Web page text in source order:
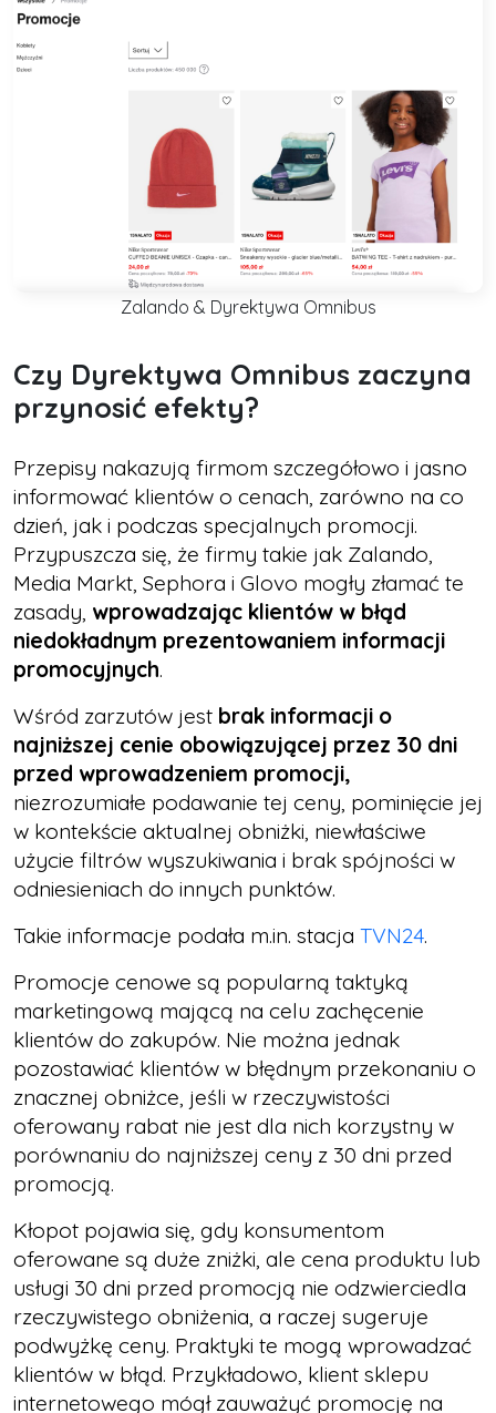
Zalando & Dyrektywa Omnibus
Czy Dyrektywa Omnibus zaczyna
przynosić efekty?
Przepisy nakazują firmom szczegółowo i jasno
informować klientów o cenach, zarówno na co
dzień, jak i podczas specjalnych promocji.
Przypuszcza się, że firmy takie jak Zalando,
Media Markt, Sephora i Glovo mogły złamać te
zasady, wprowadzając klientów w błąd
niedokładnym prezentowaniem informacji
promocyjnych.
Wśród zarzutów jest brak informacji o
najniższej cenie obowiązującej przez 30 dni
przed wprowadzeniem promocji,
niezrozumiałe podawanie tej ceny, pominięcie jej
w kontekście aktualnej obniżki, niewłaściwe
użycie filtrów wyszukiwania i brak spójności w
odniesieniach do innych punktów.
Takie informacje podała m.in. stacja TVN24.
Promocje cenowe są popularną taktyką
marketingową mającą na celu zachęcenie
klientów do zakupów. Nie można jednak
pozostawiać klientów w błędnym przekonaniu o
znacznej obniżce, jeśli w rzeczywistości
oferowany rabat nie jest dla nich korzystny w
porównaniu do najniższej ceny z 30 dni przed
promocją.
Kłopot pojawia się, gdy konsumentom
oferowane są duże zniżki, ale cena produktu lub
usługi 30 dni przed promocją nie odzwierciedla
rzeczywistego obniżenia, a raczej sugeruje
podwyżkę ceny. Praktyki te mogą wprowadzać
klientów w błąd. Przykładowo, klient sklepu
internetowego mógł zauważyć promocję na